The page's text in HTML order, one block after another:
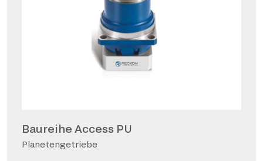
Baureihe Access PU
Planetengetriebe